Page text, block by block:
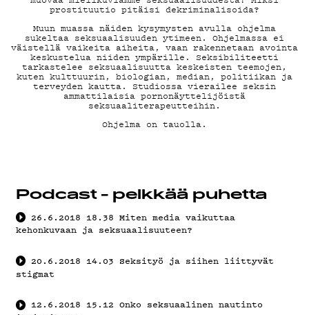
DEMAND
PODCAST
prostituutio pitäisi dekriminalisoida?
Muun muassa näiden kysymysten avulla ohjelma
sukeltaa seksuaalisuuden ytimeen. Ohjelmassa ei
väistellä vaikeita aiheita, vaan rakennetaan avointa
keskustelua niiden ympärille. Seksibiliteetti
tarkastelee seksuaalisuutta keskeisten teemojen,
kuten kulttuurin, biologian, median, politiikan ja
terveyden kautta. Studiossa vierailee seksin
ammattilaisia pornonäyttelijöistä
seksuaaliterapeutteihin.
Ohjelma on tauolla.
Podcast - pelkkää puhetta
26.6.2018 18.38 Miten media vaikuttaa
kehonkuvaan ja seksuaalisuuteen?
20.6.2018 14.03 Seksityö ja siihen liittyvät
stigmat
12.6.2018 15.12 Onko seksuaalinen nautinto